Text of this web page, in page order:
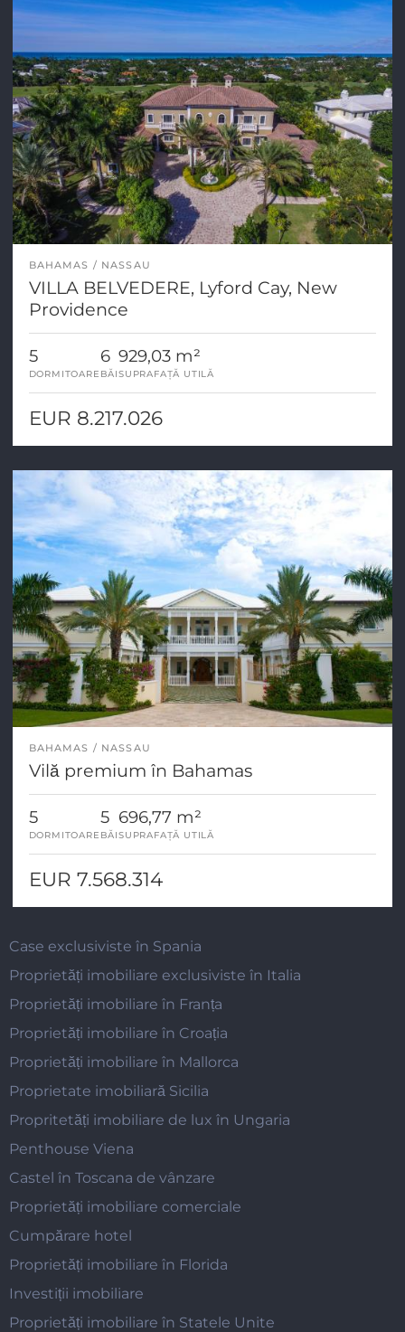
BAHAMAS NASSAU
VILLA BELVEDERE, Lyford Cay, New
Providence
5
DORMITOARE
6
BĂI
929,03 m²
SUPRAFAȚĂ UTILĂ
EUR 8.217.026
BAHAMAS NASSAU
Vilă premium în Bahamas
5
DORMITOARE
5
BĂI
696,77 m²
SUPRAFAȚĂ UTILĂ
EUR 7.568.314
Case exclusiviste în Spania
Proprietăți imobiliare exclusiviste în Italia
Proprietăți imobiliare în Franța
Proprietăți imobiliare în Croația
Proprietăți imobiliare în Mallorca
Proprietate imobiliară Sicilia
Propritetăți imobiliare de lux în Ungaria
Penthouse Viena
Castel în Toscana de vânzare
Proprietăți imobiliare comerciale
Cumpărare hotel
Proprietăți imobiliare în Florida
Investiții imobiliare
Proprietăți imobiliare în Statele Unite